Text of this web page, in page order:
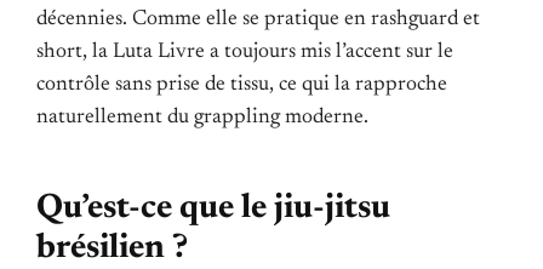
décennies. Comme elle se pratique en rashguard et
short, la Luta Livre a toujours mis l’accent sur le
contrôle sans prise de tissu, ce qui la rapproche
naturellement du grappling moderne.
Qu’est-ce que le jiu-jitsu
brésilien ?